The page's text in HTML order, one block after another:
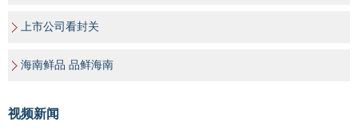
上市公司看封关
海南鲜品 品鲜海南
视频新闻